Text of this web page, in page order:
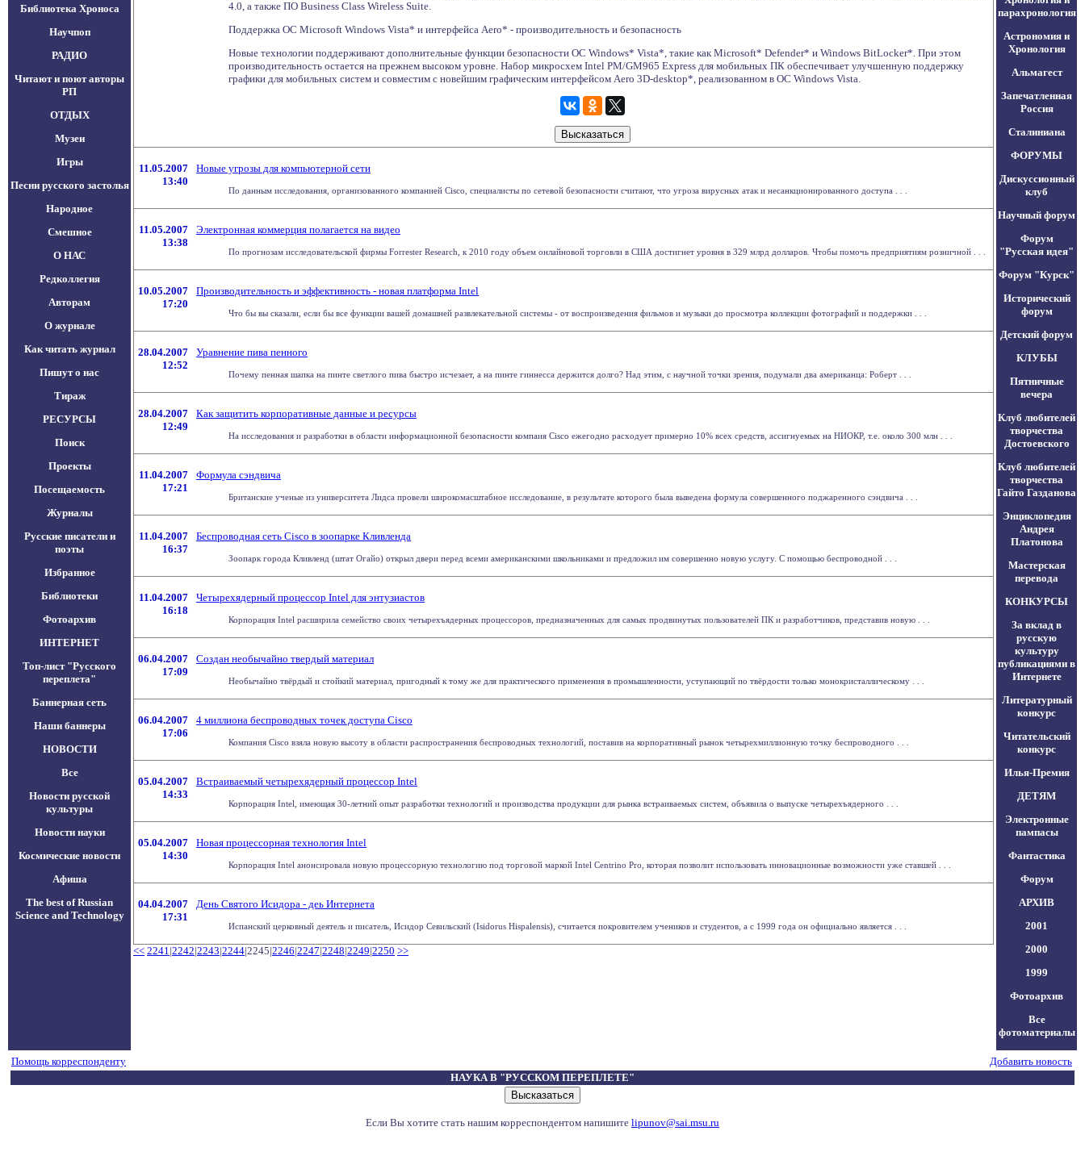
Библиотека Хроноса
Научпоп
РАДИО
Читают и поют авторы
РП
ОТДЫХ
Музеи
Игры
Песни русского застолья
Народное
Смешное
О НАС
Редколлегия
Авторам
О журнале
Как читать журнал
Пишут о нас
Тираж
РЕСУРСЫ
Поиск
Проекты
Посещаемость
Журналы
Русские писатели и
поэты
Избранное
Библиотеки
Фотоархив
ИНТЕРНЕТ
Топ-лист "Русского
переплета"
Баннерная сеть
Наши баннеры
НОВОСТИ
Все
Новости русской
культуры
Новости науки
Космические новости
Афиша
The best of Russian
Science and Technology
4.0, а также ПО Business Class Wireless Suite.
Поддержка ОС Microsoft Windows Vista* и интерфейса Aero* - производительность и безопасность
Новые технологии поддерживают дополнительные функции безопасности ОС Windows* Vista*, такие как Microsoft* Defender* и Windows BitLocker*. При этом
производительность остается на прежнем высоком уровне. Набор микросхем Intel PM/GM965 Express для мобильных ПК обеспечивает улучшенную поддержку
графики для мобильных систем и совместим с новейшим графическим интерфейсом Aero 3D-desktop*, реализованном в ОС Windows Vista.
11.05.2007
13:40
Новые угрозы для компьютерной сети
По данным исследования, организованного компанией Cisco, специалисты по сетевой безопасности считают, что угроза вирусных атак и несанкционированного доступа . . .
11.05.2007
13:38
Электронная коммерция полагается на видео
По прогнозам исследовательской фирмы Forrester Research, к 2010 году объем онлайновой торговли в США достигнет уровня в 329 млрд долларов. Чтобы помочь предприятиям розничной . . .
10.05.2007
17:20
Производительность и эффективность - новая платформа Intel
Что бы вы сказали, если бы все функции вашей домашней развлекательной системы - от воспроизведения фильмов и музыки до просмотра коллекции фотографий и поддержки . . .
28.04.2007
12:52
Уравнение пива пенного
Почему пенная шапка на пинте светлого пива быстро исчезает, а на пинте гиннесса держится долго? Над этим, с научной точки зрения, подумали два американца: Роберт . . .
28.04.2007
12:49
Как защитить корпоративные данные и ресурсы
На исследования и разработки в области информационной безопасности компаия Cisco ежегодно расходует примерно 10% всех средств, ассигнуемых на НИОКР, т.е. около 300 млн . . .
11.04.2007
17:21
Формула сэндвича
Британские ученые из университета Лидса провели широкомасштабное исследование, в результате которого была выведена формула совершенного поджаренного сэндвича . . .
11.04.2007
16:37
Беспроводная сеть Cisco в зоопарке Кливленда
Зоопарк города Кливленд (штат Огайо) открыл двери перед всеми американскими школьниками и предложил им совершенно новую услугу. С помощью беспроводной . . .
11.04.2007
16:18
Четырехядерный процессор Intel для энтузиастов
Корпорация Intel расширила семейство своих четырехъядерных процессоров, предназначенных для самых продвинутых пользователей ПК и разработчиков, представив новую . . .
06.04.2007
17:09
Создан необычайно твердый материал
Необычайно твёрдый и стойкий материал, пригодный к тому же для практического применения в промышленности, уступающий по твёрдости только монокристаллическому . . .
06.04.2007
17:06
4 миллиона беспроводных точек доступа Cisco
Компания Cisco взяла новую высоту в области распространения беспроводных технологий, поставив на корпоративный рынок четырехмиллионную точку беспроводного . . .
05.04.2007
14:33
Встраиваемый четырехядерный процессор Intel
Корпорация Intel, имеющая 30-летний опыт разработки технологий и производства продукции для рынка встраиваемых систем, объявила о выпуске четырехъядерного . . .
05.04.2007
14:30
Новая процессорная технология Intel
Корпорация Intel анонсировала новую процессорную технологию под торговой маркой Intel Centrino Pro, которая позволит использовать инновационные возможности уже ставшей . . .
04.04.2007
17:31
День Святого Исидора - деь Интернета
Испанский церковный деятель и писатель, Исидор Севильский (Isidorus Hispalensis), считается покровителем учеников и студентов, а с 1999 года он официально является . . .
<< 2241|2242|2243|2244|2245|2246|2247|2248|2249|2250 >>
парахронология
Астрономия и
Хронология
Альмагест
Запечатленная
Россия
Сталиниана
ФОРУМЫ
Дискуссионный
клуб
Научный форум
Форум
"Русская идея"
Форум "Курск"
Исторический
форум
Детский форум
КЛУБЫ
Пятничные
вечера
Клуб любителей
творчества
Достоевского
Клуб любителей
творчества
Гайто Газданова
Энциклопедия
Андрея
Платонова
Мастерская
перевода
КОНКУРСЫ
За вклад в
русскую
культуру
публикациями в
Интернете
Литературный
конкурс
Читательский
конкурс
Илья-Премия
ДЕТЯМ
Электронные
пампасы
Фантастика
Форум
АРХИВ
2001
2000
1999
Фотоархив
Все
фотоматериалы
Помощь корреспонденту
Добавить новость
НАУКА В "РУССКОМ ПЕРЕПЛЕТЕ"
Если Вы хотите стать нашим корреспондентом напишите lipunov@sai.msu.ru